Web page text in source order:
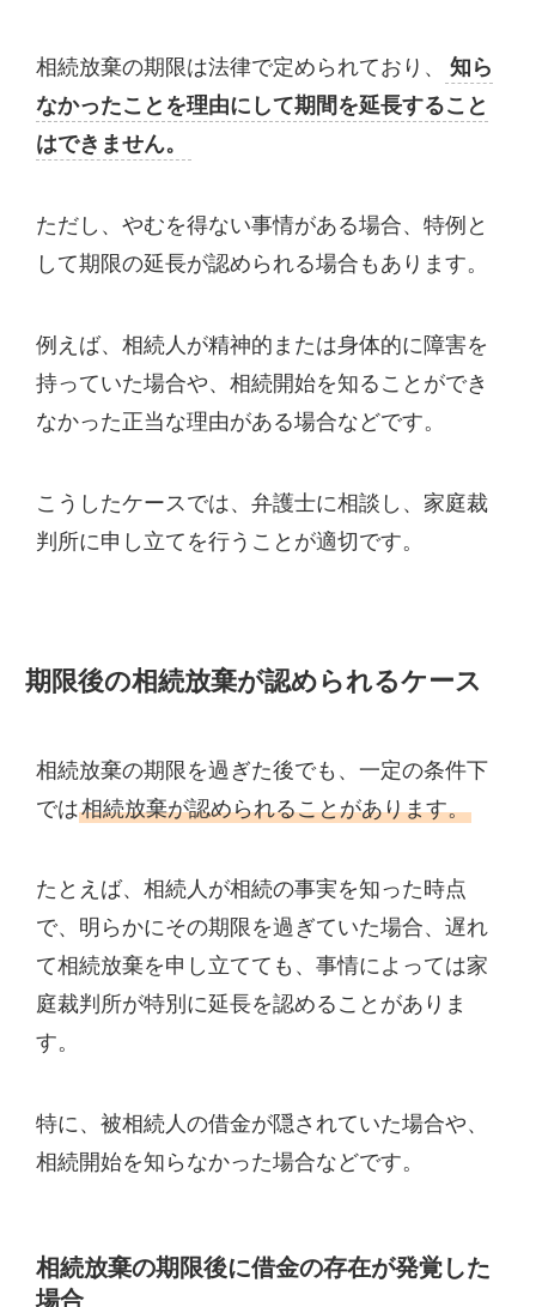
相続放棄の期限は法律で定められており、
知ら
なかったことを理由にして期間を延長すること
はできません。
ただし、やむを得ない事情がある場合、特例と
して期限の延長が認められる場合もあります。
例えば、相続人が精神的または身体的に障害を
持っていた場合や、相続開始を知ることができ
なかった正当な理由がある場合などです。
こうしたケースでは、弁護士に相談し、家庭裁
判所に申し立てを行うことが適切です。
期限後の相続放棄が認められるケース
相続放棄の期限を過ぎた後でも、一定の条件下
では相続放棄が認められることがあります。
たとえば、相続人が相続の事実を知った時点
で、明らかにその期限を過ぎていた場合、遅れ
て相続放棄を申し立てても、事情によっては家
庭裁判所が特別に延長を認めることがありま
す。
特に、被相続人の借金が隠されていた場合や、
相続開始を知らなかった場合などです。
相続放棄の期限後に借金の存在が発覚した
場合